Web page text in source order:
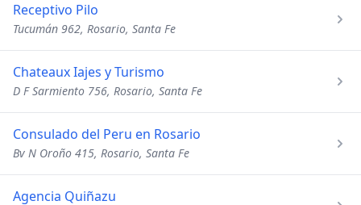
Receptivo Pilo
Tucumán 962, Rosario, Santa Fe
Chateaux Iajes y Turismo
D F Sarmiento 756, Rosario, Santa Fe
Consulado del Peru en Rosario
Bv N Oroño 415, Rosario, Santa Fe
Agencia Quiñazu